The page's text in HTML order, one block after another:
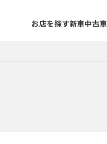
お店を探す新車中古車